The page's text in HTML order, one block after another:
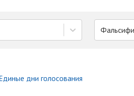
дни голосования